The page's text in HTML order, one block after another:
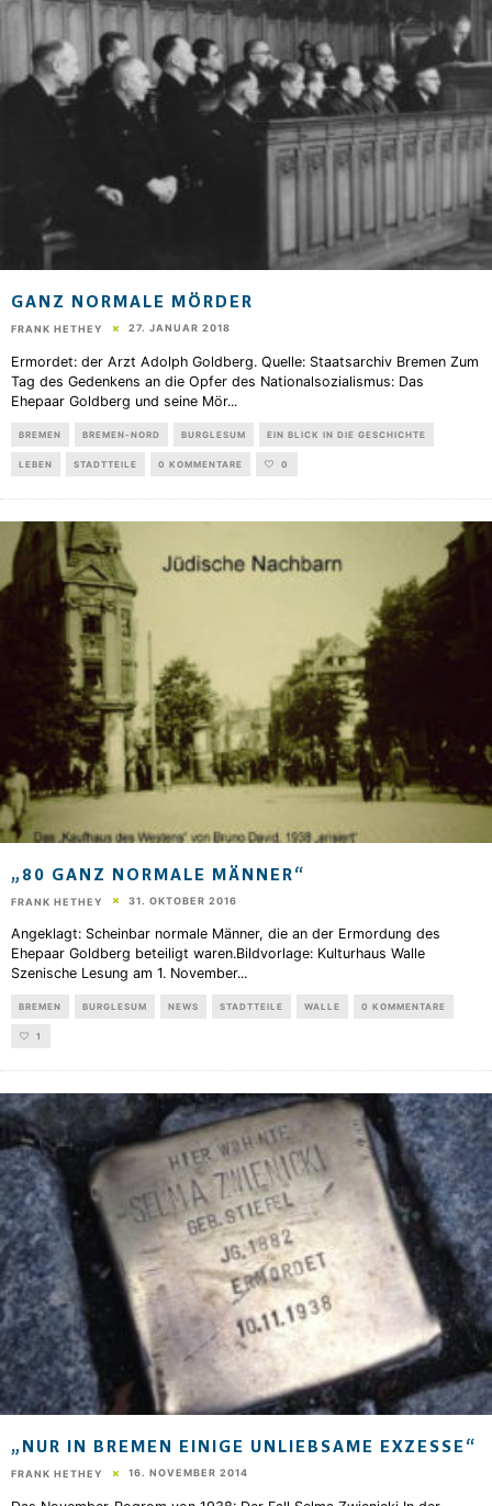
GANZ NORMALE MÖRDER
FRANK HETHEY 27. JANUAR 2018
Ermordet: der Arzt Adolph Goldberg. Quelle: Staatsarchiv Bremen Zum
Tag des Gedenkens an die Opfer des Nationalsozialismus: Das
Ehepaar Goldberg und seine Mör...
BREMEN BREMEN-NORD BURGLESUM EIN BLICK IN DIE GESCHICHTE
LEBEN STADTTEILE 0 KOMMENTARE 0
„80 GANZ NORMALE MÄNNER“
FRANK HETHEY 31. OKTOBER 2016
Angeklagt: Scheinbar normale Männer, die an der Ermordung des
Ehepaar Goldberg beteiligt waren.Bildvorlage: Kulturhaus Walle
Szenische Lesung am 1. November...
BREMEN BURGLESUM NEWS STADTTEILE WALLE 0 KOMMENTARE
1
„NUR IN BREMEN EINIGE UNLIEBSAME EXZESSE“
FRANK HETHEY 16. NOVEMBER 2014